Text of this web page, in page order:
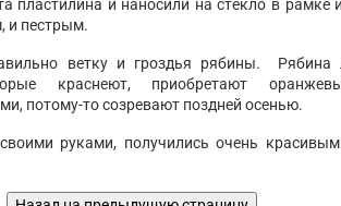
пластилина и наносили на стекло в рамке
и пестрым.
ветку и гроздья рябины. Рябина
краснеют, приобретают
потому-то созревают поздней осенью.
руками, получились очень